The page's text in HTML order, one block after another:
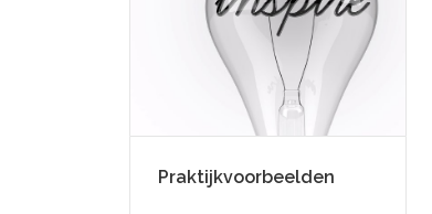
Praktijkvoorbeelden